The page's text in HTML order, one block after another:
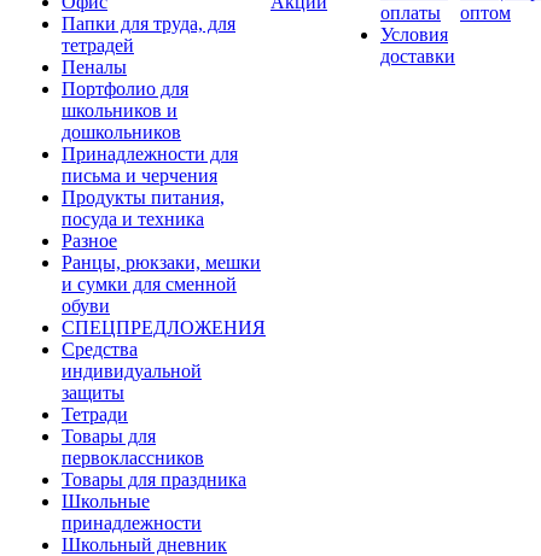
Папки для труда, для
тетрадей
Пеналы
Портфолио для
школьников и
дошкольников
Принадлежности для
письма и черчения
Продукты питания,
посуда и техника
Разное
Ранцы, рюкзаки, мешки
и сумки для сменной
обуви
СПЕЦПРЕДЛОЖЕНИЯ
Средства
индивидуальной
защиты
Тетради
Товары для
первоклассников
Товары для праздника
Школьные
принадлежности
Школьный дневник
оплаты
Условия
доставки
оптом